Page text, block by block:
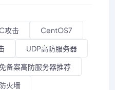
攻击
CentOS7
UDP高防服务器
备案高防服务器推荐
火墙